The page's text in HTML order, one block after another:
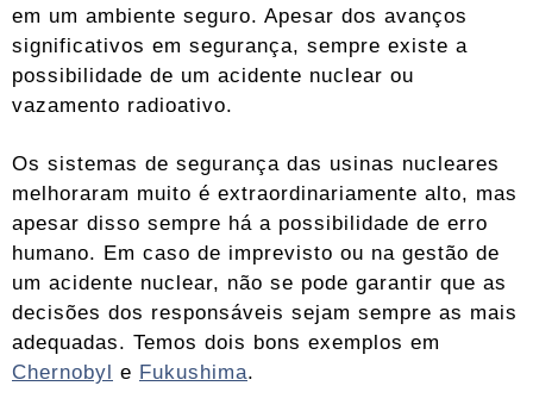
em um ambiente seguro. Apesar dos avanços
significativos em segurança, sempre existe a
possibilidade de um acidente nuclear ou
vazamento radioativo.
Os sistemas de segurança das usinas nucleares
melhoraram muito é extraordinariamente alto, mas
apesar disso sempre há a possibilidade de erro
humano. Em caso de imprevisto ou na gestão de
um acidente nuclear, não se pode garantir que as
decisões dos responsáveis ​​sejam sempre as mais
adequadas. Temos dois bons exemplos em
Chernobyl e Fukushima.